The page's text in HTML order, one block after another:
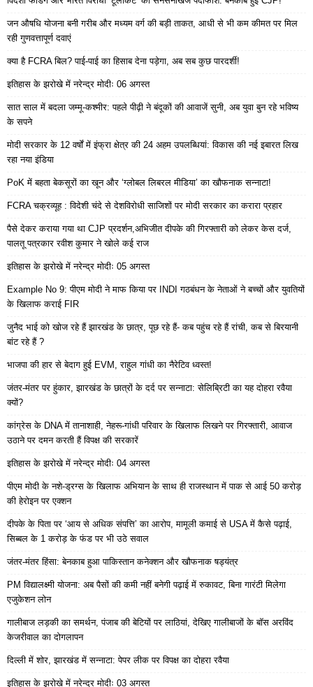
जन औषधि योजना बनी गरीब और मध्यम वर्ग की बड़ी ताकत, आधी से भी कम कीमत पर मिल
रही गुणवत्तापूर्ण दवाएं
क्या है FCRA बिल? पाई-पाई का हिसाब देना पड़ेगा, अब सब कुछ पारदर्शी!
इतिहास के झरोखे में नरेन्द्र मोदीः 06 अगस्त
सात साल में बदला जम्मू-कश्मीर: पहले पीढ़ी ने बंदूकों की आवाजें सुनी, अब युवा बुन रहे भविष्य
के सपने
मोदी सरकार के 12 वर्षों में इंफ्रा क्षेत्र की 24 अहम उपलब्धियां: विकास की नई इबारत लिख
रहा नया इंडिया
PoK में बहता बेकसूरों का खून और ‘ग्लोबल लिबरल मीडिया’ का खौफनाक सन्नाटा!
FCRA चक्रव्यूह : विदेशी चंदे से देशविरोधी साजिशों पर मोदी सरकार का करारा प्रहार
पैसे देकर कराया गया था CJP प्रदर्शन,अभिजीत दीपके की गिरफ्तारी को लेकर केस दर्ज,
पालतू पत्रकार रवीश कुमार ने खोले कई राज
इतिहास के झरोखे में नरेन्द्र मोदीः 05 अगस्त
Example No 9: पीएम मोदी ने माफ किया पर INDI गठबंधन के नेताओं ने बच्चों और युवतियों
के खिलाफ कराई FIR
जुनैद भाई को खोज रहे हैं झारखंड के छात्र, पूछ रहे हैं- कब पहुंच रहे हैं रांची, कब से बिरयानी
बांट रहे हैं ?
भाजपा की हार से बेदाग हुई EVM, राहुल गांधी का नैरेटिव ध्वस्त!
जंतर-मंतर पर हुंकार, झारखंड के छात्रों के दर्द पर सन्नाटा: सेलिब्रिटी का यह दोहरा रवैया
क्यों?
कांग्रेस के DNA में तानाशाही, नेहरू-गांधी परिवार के खिलाफ लिखने पर गिरफ्तारी, आवाज
उठाने पर दमन करती हैं विपक्ष की सरकारें
इतिहास के झरोखे में नरेन्द्र मोदीः 04 अगस्त
पीएम मोदी के नशे-ड्रग्स के खिलाफ अभियान के साथ ही राजस्थान में पाक से आई 50 करोड़
की हेरोइन पर एक्शन
दीपके के पिता पर ‘आय से अधिक संपत्ति’ का आरोप, मामूली कमाई से USA में कैसे पढ़ाई,
सिब्बल के 1 करोड़ के फंड पर भी उठे सवाल
जंतर-मंतर हिंसा: बेनकाब हुआ पाकिस्तान कनेक्शन और खौफनाक षड्यंत्र
PM विद्यालक्ष्मी योजना: अब पैसों की कमी नहीं बनेगी पढ़ाई में रुकावट, बिना गारंटी मिलेगा
एजुकेशन लोन
गालीबाज लड़की का समर्थन, पंजाब की बेटियों पर लाठियां, देखिए गालीबाजों के बॉस अरविंद
केजरीवाल का दोगलापन
दिल्ली में शोर, झारखंड में सन्नाटा: पेपर लीक पर विपक्ष का दोहरा रवैया
इतिहास के झरोखे में नरेन्द्र मोदीः 03 अगस्त